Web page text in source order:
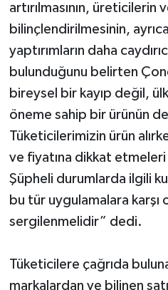
artırılmasının, üreticilerin
bilinçlendirilmesinin,
yaptırımların daha
bulunduğunu belirten
bireysel bir kayıp değil,
öneme sahip bir ürünün
Tüketicilerimizin ürün
ve fiyatına dikkat
Şüpheli durumlarda ilgili
bu tür uygulamalara karşı
sergilenmelidir” dedi.
Tüketicilere çağrıda
markalardan ve bilinen